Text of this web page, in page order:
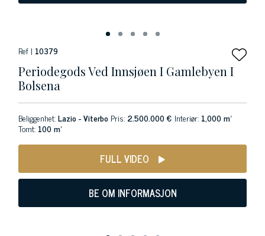
Ref | 10379
Periodegods Ved Innsjøen I Gamlebyen I
Bolsena
Beliggenhet:Lazio - Viterbo Pris: 2.500.000 € Interiør: 1,000 m²
Tomt: 100 m²
FULL VIDEO
BE OM INFORMASJON